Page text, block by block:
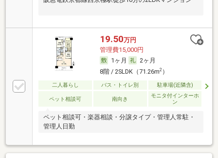
19.50万円
管理費15,000円
1ヶ月
2ヶ月
8階 / 2SLDK（71.26m2）
二人暮らし バス・トイレ別 駐車場(近隣含)
ペット相談可 南向き
モニタ付インターホ
ン
ペット相談可・楽器相談・分譲タイプ・管理人常駐・
管理人日勤